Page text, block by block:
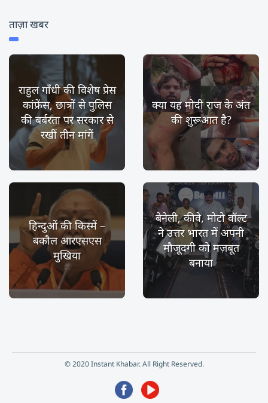
ताज़ा खबर
राहुल गाँधी की विशेष प्रेस
कांफ्रेंस, छात्रों से पुलिस
की बर्बरता पर सरकार से
रखीं तीन मांगें
क्या यह मोदी राज के अंत
की शुरूआत है?
हिन्दुओं की किस्में –
बकौल आरएसएस
मुखिया
बेनेली, कीवे, मोटो वॉल्ट
ने उत्तर भारत में अपनी
मौजूदगी को मज़बूत
बनाया
© 2020 Instant Khabar. All Right Reserved.